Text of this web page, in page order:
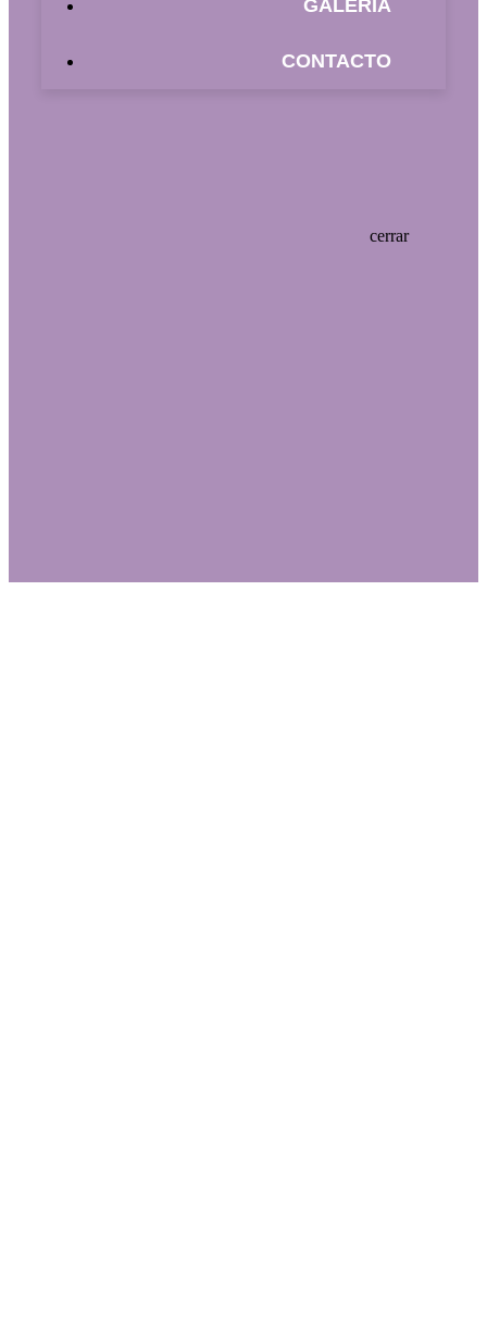
GALERÍA
CONTACTO
cerrar